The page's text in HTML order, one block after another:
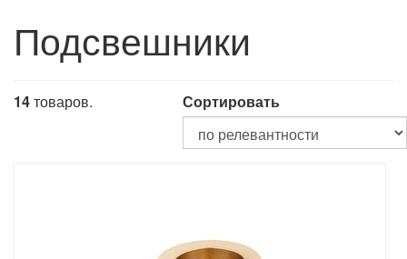
Подсвешники
14товаров. Сортировать